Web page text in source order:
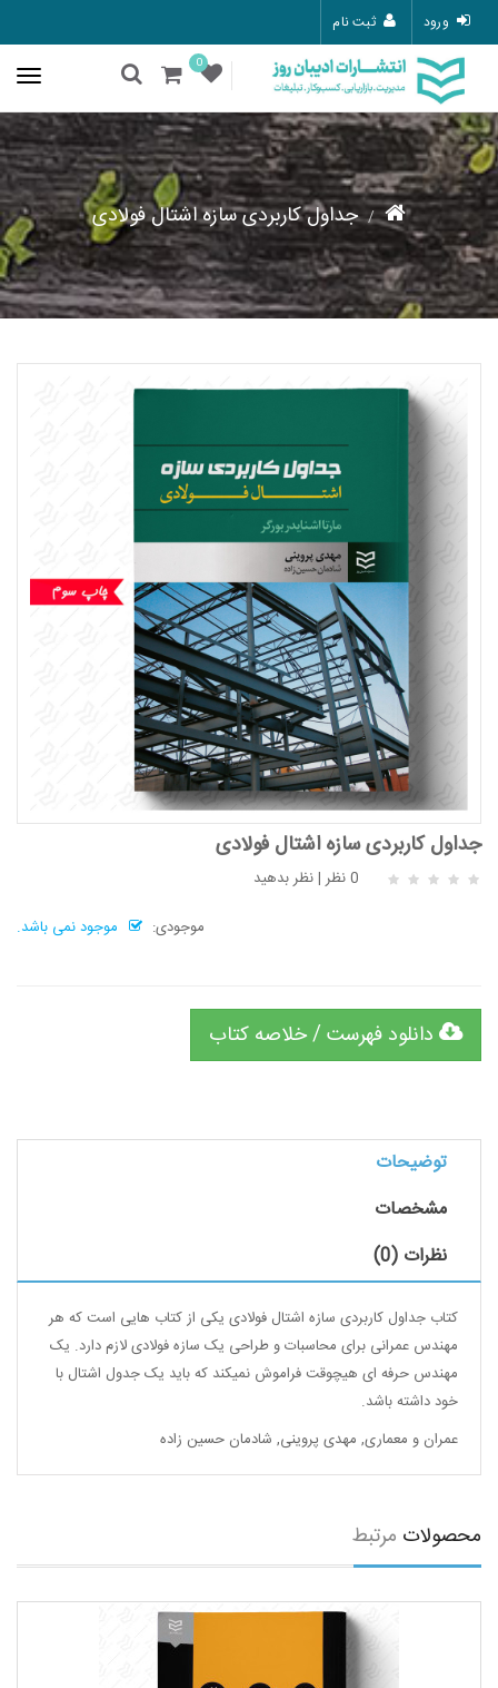
ورود ثبت نام
0
جداول کاربردی سازه اشتال فولادی
جداول کاربردی سازه اشتال فولادی
0 نظر |نظر بدهید
موجودی:
موجود نمی باشد.
دانلود فهرست / خلاصه کتاب
توضیحات
مشخصات
نظرات (0)
کتاب جداول کاربردی سازه اشتال فولادی یکی از کتاب هایی است که هر
مهندس عمرانی برای محاسبات و طراحی یک سازه فولادی لازم دارد. یک
مهندس حرفه ای هیچوقت فراموش نمیکند که باید یک جدول اشتال با
خود داشته باشد.
عمران و معماری, مهدی پروینی, شادمان حسین زاده
محصولات مرتبط